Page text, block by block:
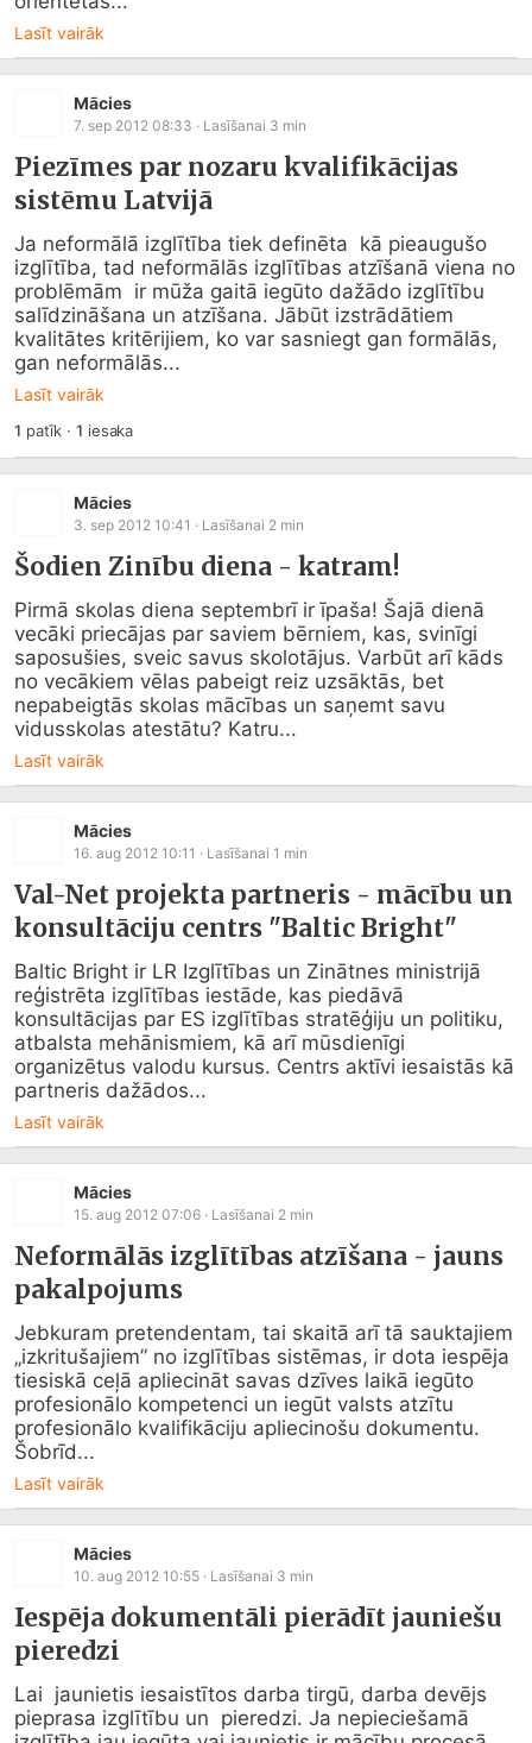
Lasīt vairāk
Mācies
7. sep 2012 08:33 · Lasīšanai 3 min
Piezīmes par nozaru kvalifikācijas
sistēmu Latvijā
Ja neformālā izglītība tiek definēta  kā pieaugušo
izglītība, tad neformālās izglītības atzīšanā viena no
problēmām  ir mūža gaitā iegūto dažādo izglītību
salīdzināšana un atzīšana. Jābūt izstrādātiem
kvalitātes kritērijiem, ko var sasniegt gan formālās,
gan neformālās...
Lasīt vairāk
1 patīk ·1 iesaka
Mācies
3. sep 2012 10:41 · Lasīšanai 2 min
Šodien Zinību diena - katram!
Pirmā skolas diena septembrī ir īpaša! Šajā dienā
vecāki priecājas par saviem bērniem, kas, svinīgi
saposušies, sveic savus skolotājus. Varbūt arī kāds
no vecākiem vēlas pabeigt reiz uzsāktās, bet
nepabeigtās skolas mācības un saņemt savu
vidusskolas atestātu? Katru...
Lasīt vairāk
Mācies
16. aug 2012 10:11 · Lasīšanai 1 min
Val-Net projekta partneris - mācību un
konsultāciju centrs "Baltic Bright"
Baltic Bright ir LR Izglītības un Zinātnes ministrijā
reģistrēta izglītības iestāde, kas piedāvā
konsultācijas par ES izglītības stratēģiju un politiku,
atbalsta mehānismiem, kā arī mūsdienīgi
organizētus valodu kursus. Centrs aktīvi iesaistās kā
partneris dažādos...
Lasīt vairāk
Mācies
15. aug 2012 07:06 · Lasīšanai 2 min
Neformālās izglītības atzīšana - jauns
pakalpojums
Jebkuram pretendentam, tai skaitā arī tā sauktajiem
„izkritušajiem” no izglītības sistēmas, ir dota iespēja
tiesiskā ceļā apliecināt savas dzīves laikā iegūto
profesionālo kompetenci un iegūt valsts atzītu
profesionālo kvalifikāciju apliecinošu dokumentu.
Šobrīd...
Lasīt vairāk
Mācies
10. aug 2012 10:55 · Lasīšanai 3 min
Iespēja dokumentāli pierādīt jauniešu
pieredzi
Lai  jaunietis iesaistītos darba tirgū, darba devējs
pieprasa izglītību un  pieredzi. Ja nepieciešamā